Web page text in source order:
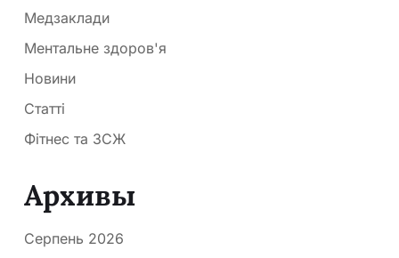
Медзаклади
Ментальне здоров'я
Новини
Статті
Фітнес та ЗСЖ
Архивы
Серпень 2026